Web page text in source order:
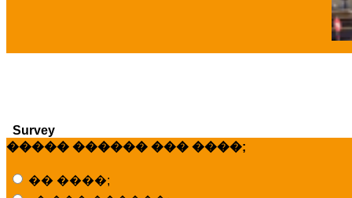
Survey
����� ������ ��� ����;
�� ����;